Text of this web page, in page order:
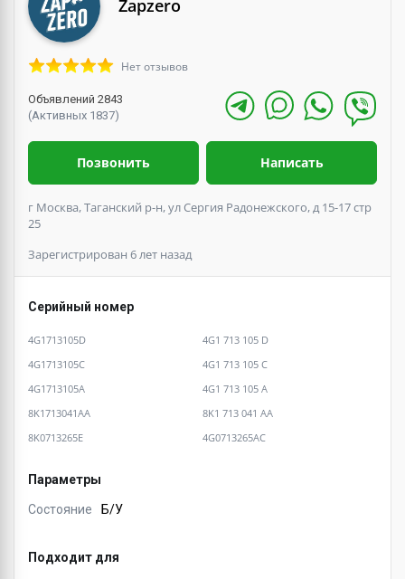
Zapzero
Нет отзывов
Объявлений 2843
(Активных 1837)
Позвонить Написать
г Москва, Таганский р-н, ул Сергия Радонежского, д 15-17 стр
25
Зарегистрирован 6 лет назад
Серийный номер
4G1713105D
4G1 713 105 D
4G1713105C
4G1 713 105 C
4G1713105A
4G1 713 105 A
8K1713041AA
8K1 713 041 AA
8K0713265E
4G0713265AC
Параметры
Состояние Б/У
Подходит для